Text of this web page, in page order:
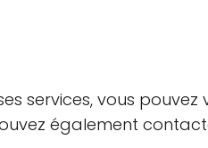
services, vous
également